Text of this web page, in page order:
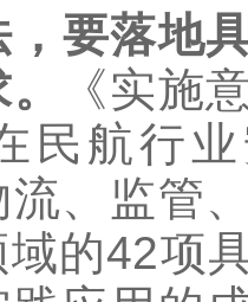
要落地
《实施
民航行
、监管
的42项